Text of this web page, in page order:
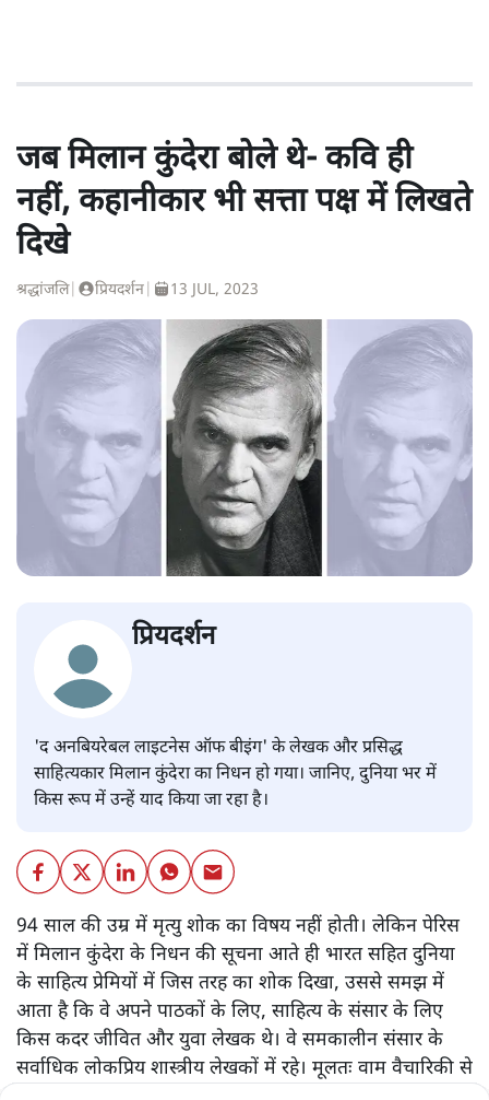
जब मिलान कुंदेरा बोले थे- कवि ही
नहीं, कहानीकार भी सत्ता पक्ष में लिखते
दिखे
श्रद्धांजलि| प्रियदर्शन 13 JUL, 2023
प्रियदर्शन
'द अनबियरेबल लाइटनेस ऑफ बीइंग' के लेखक और प्रसिद्ध
साहित्यकार मिलान कुंदेरा का निधन हो गया। जानिए, दुनिया भर में
किस रूप में उन्हें याद किया जा रहा है।
94 साल की उम्र में मृत्यु शोक का विषय नहीं होती। लेकिन पेरिस
में मिलान कुंदेरा के निधन की सूचना आते ही भारत सहित दुनिया
के साहित्य प्रेमियों में जिस तरह का शोक दिखा, उससे समझ में
आता है कि वे अपने पाठकों के लिए, साहित्य के संसार के लिए
किस कदर जीवित और युवा लेखक थे। वे समकालीन संसार के
सर्वाधिक लोकप्रिय शास्त्रीय लेखकों में रहे। मूलतः वाम वैचारिकी से